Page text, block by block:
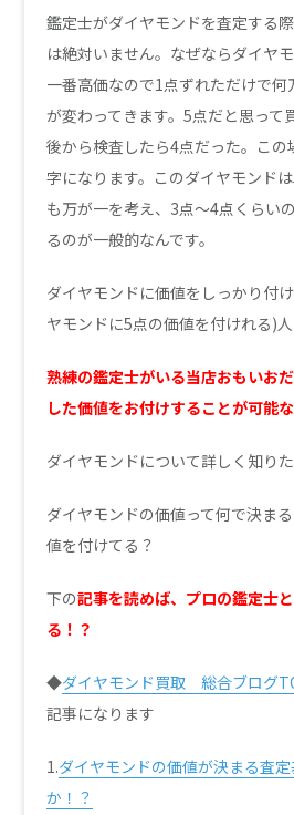
鑑定士がダイヤモンドを査定する
は絶対いません。なぜならダイヤ
一番高価なので1点ずれただけで
が変わってきます。5点だと思って
後から検査したら4点だった。この
字になります。このダイヤモンド
も万が一を考え、3点～4点くらい
るのが一般的なんです。
ダイヤモンドに価値をしっかり付
ヤモンドに5点の価値を付けれる)人
熟練の鑑定士がいる当店おもいお
した価値をお付けすることが可能
ダイヤモンドについて詳しく知りた
ダイヤモンドの価値って何で決ま
値を付けてる？
下の記事を読めば、プロの鑑定士
る！？
◆ダイヤモンド買取 総合ブログ
記事になります
1.ダイヤモンドの価値が決まる査
か！？